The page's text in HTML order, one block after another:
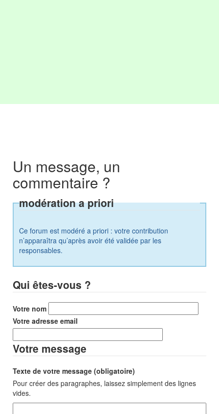
Un message, un
commentaire ?
modération a priori
Ce forum est modéré a priori : votre contribution
n’apparaîtra qu’après avoir été validée par les
responsables.
Qui êtes-vous ?
Votre nom
Votre adresse email
Votre message
Texte de votre message (obligatoire)
Pour créer des paragraphes, laissez simplement des lignes
vides.